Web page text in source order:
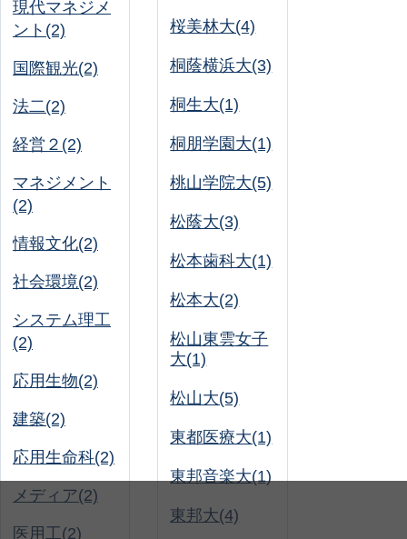
現代マネジメ
ント(2)
国際観光(2)
法二(2)
経営２(2)
マネジメント
(2)
情報文化(2)
社会環境(2)
システム理工
(2)
応用生物(2)
建築(2)
応用生命科(2)
メディア(2)
医用工(2)
桜美林大(4)
桐蔭横浜大(3)
桐生大(1)
桐朋学園大(1)
桃山学院大(5)
松蔭大(3)
松本歯科大(1)
松本大(2)
松山東雲女子
大(1)
松山大(5)
東都医療大(1)
東邦音楽大(1)
東邦大(4)